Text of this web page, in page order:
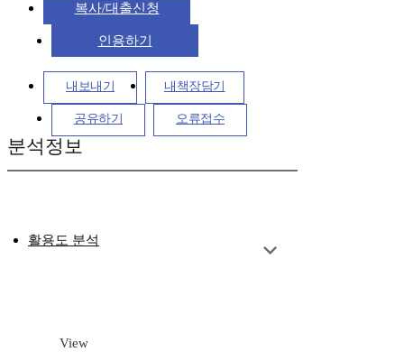
복사/대출신청
인용하기
내보내기 내책장담기
공유하기 오류접수
분석정보
활용도 분석
View